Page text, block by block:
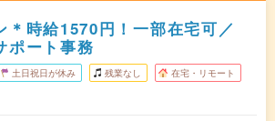
＊時給1570円！一部在宅可／
ポート事務
土日祝日が休み 残業なし 在宅・リモート